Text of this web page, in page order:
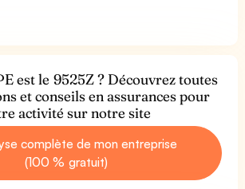
est le 9525Z ? Découvrez toutes
et conseils en assurances pour
activité sur notre site
complète de mon entreprise
(100 % gratuit)